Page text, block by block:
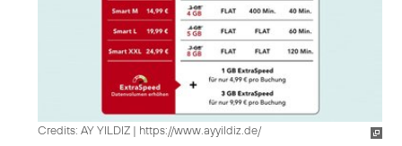
Credits: AY YILDIZ | https://www.ayyildiz.de/